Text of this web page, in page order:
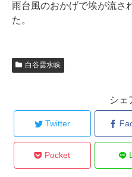
雨台風のおかげで埃が流さ
た。
白谷雲水峡
シェ
Twitter
Pocket